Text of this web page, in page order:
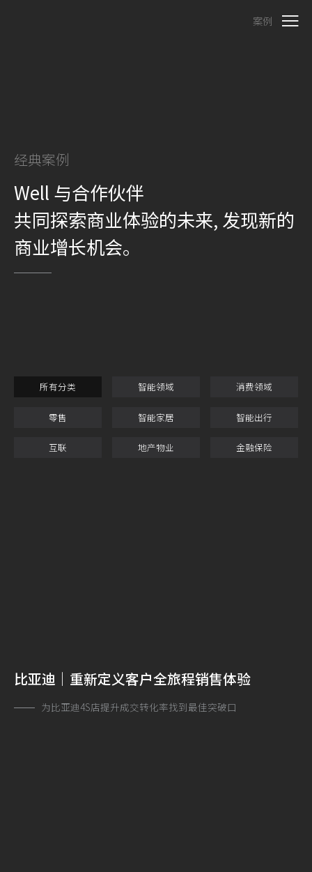
案例
经典案例
Well 与合作伙伴
共同探索商业体验的未来, 发现新的
商业增长机会。
所有分类 智能领域 消费领域
零售 智能家居 智能出行
互联 地产物业 金融保险
比亚迪｜重新定义客户全旅程销售体验
为比亚迪4S店提升成交转化率找到最佳突破口